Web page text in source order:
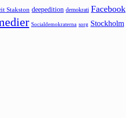
Stakston deepedition demokrati Facebook
Socialdemokraterna sorg Stockholm